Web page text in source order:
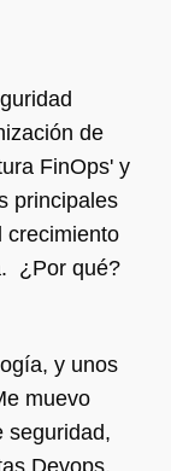
de
FinOps' y
principales
crecimiento
¿Por qué?
y unos
muevo
seguridad,
Devops,